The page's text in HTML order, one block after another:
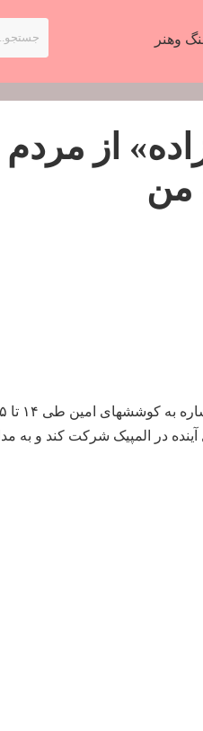
وهنر
از مردم
من
پدر میرزازاده ضمن سپاس
در المپیک شرکت کند و به